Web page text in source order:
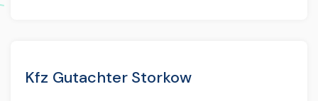
Kfz Gutachter Storkow